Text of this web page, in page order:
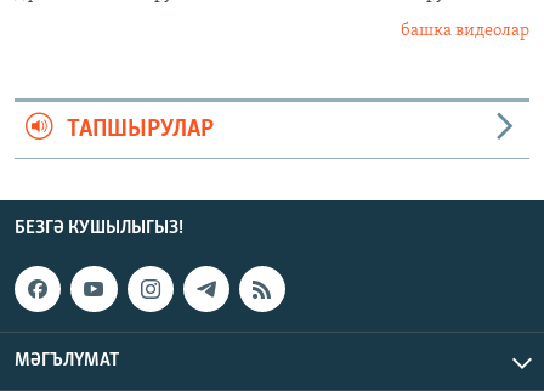
башка видеолар
ТАПШЫРУЛАР
БЕЗГӘ КУШЫЛЫГЫЗ!
МӘГЪЛҮМАТ